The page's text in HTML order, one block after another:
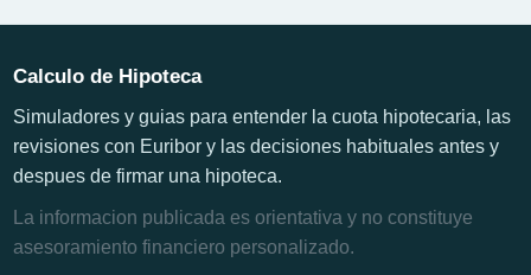
Calculo de Hipoteca
Simuladores y guias para entender la cuota hipotecaria, las
revisiones con Euribor y las decisiones habituales antes y
despues de firmar una hipoteca.
La informacion publicada es orientativa y no constituye
asesoramiento financiero personalizado.